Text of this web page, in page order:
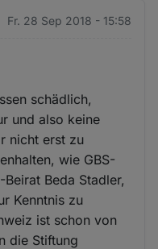
Fr. 28 Sep 2018 - 15:58
schädlich,
und also keine
nicht erst zu
wie GBS-
Beda Stadler,
Kenntnis zu
ist schon von
die Stiftung